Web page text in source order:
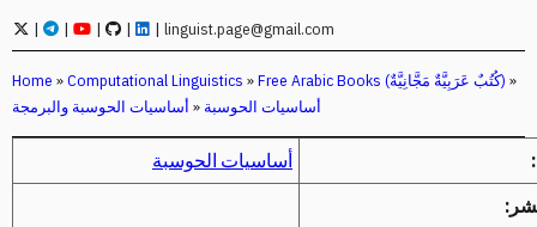
| | | | | linguist.page@gmail.com
Home »Computational Linguistics » Free Arabic Books (كُتُبٌ عَرَبِيَّةٌ مَجَّانِيَّةٌ) »
أساسيات الحوسبة والبرمجة » أساسيات الحوسبة
أساسيات الحوسبة